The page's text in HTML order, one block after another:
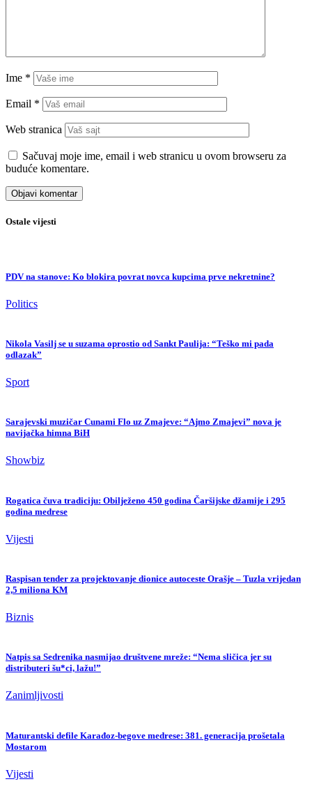
Ime *
Email *
Web stranica
Sačuvaj moje ime, email i web stranicu u ovom browseru za
buduće komentare.
Ostale vijesti
PDV na stanove: Ko blokira povrat novca kupcima prve nekretnine?
Politics
Nikola Vasilj se u suzama oprostio od Sankt Paulija: “Teško mi pada
odlazak”
Sport
Sarajevski muzičar Cunami Flo uz Zmajeve: “Ajmo Zmajevi” nova je
navijačka himna BiH
Showbiz
Rogatica čuva tradiciju: Obilježeno 450 godina Čaršijske džamije i 295
godina medrese
Vijesti
Raspisan tender za projektovanje dionice autoceste Orašje – Tuzla vrijedan
2,5 miliona KM
Biznis
Natpis sa Sedrenika nasmijao društvene mreže: “Nema sličica jer su
distributeri šu*ci, lažu!”
Zanimljivosti
Maturantski defile Karađoz-begove medrese: 381. generacija prošetala
Mostarom
Vijesti